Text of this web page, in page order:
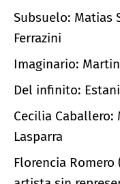
Subsuelo: Matias
Ferrazini
Imaginario:
Del infinito:
Cecilia Caballero:
Lasparra
Florencia Romero